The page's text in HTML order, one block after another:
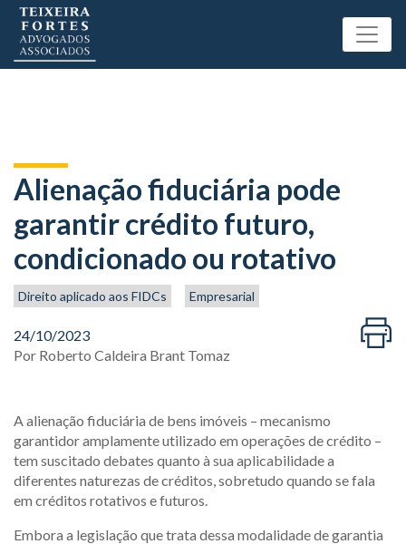
Alienação fiduciária pode
garantir crédito futuro,
condicionado ou rotativo
Direito aplicado aos FIDCs Empresarial
24/10/2023
Por Roberto Caldeira Brant Tomaz
A alienação fiduciária de bens imóveis – mecanismo
garantidor amplamente utilizado em operações de crédito –
tem suscitado debates quanto à sua aplicabilidade a
diferentes naturezas de créditos, sobretudo quando se fala
em créditos rotativos e futuros.
Embora a legislação que trata dessa modalidade de garantia